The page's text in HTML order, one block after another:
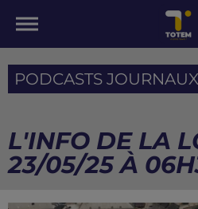
PODCASTS
L'INFO DE LA
23/05/25 À